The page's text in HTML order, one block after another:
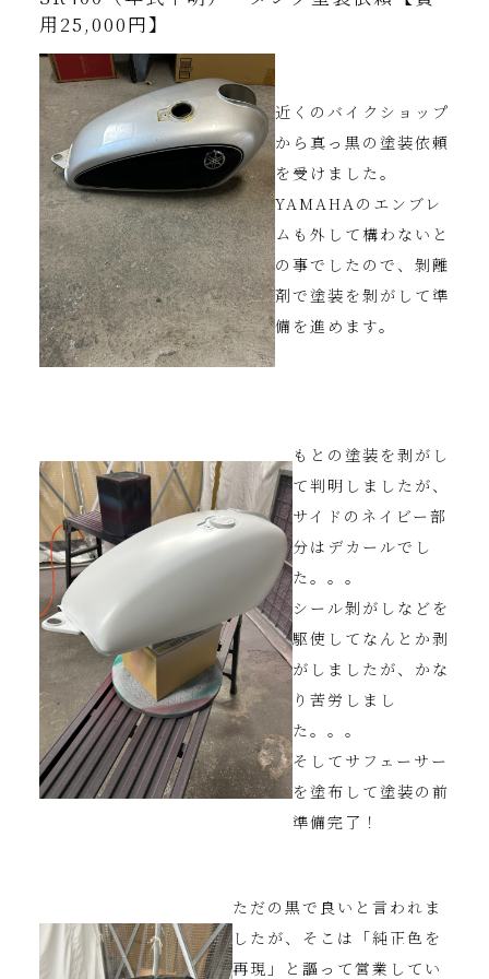
用25,000円】
近くのバイクショップ
から真っ黒の塗装依頼
を受けました。
YAMAHAのエンブレ
ムも外して構わないと
の事でしたので、剝離
剤で塗装を剝がして準
備を進めます。
もとの塗装を剥がし
て判明しましたが、
サイドのネイビー部
分はデカールでし
た。。。
シール剝がしなどを
駆使してなんとか剥
がしましたが、かな
り苦労しまし
た。。。
そしてサフェーサー
を塗布して塗装の前
準備完了！
ただの黒で良いと言われま
したが、そこは「純正色を
再現」と謳って営業してい